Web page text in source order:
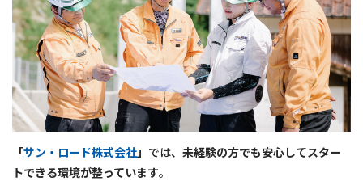
「サン・ロード株式会社」 では、 未経験の方でも安心してスター
トできる環境が整っています。